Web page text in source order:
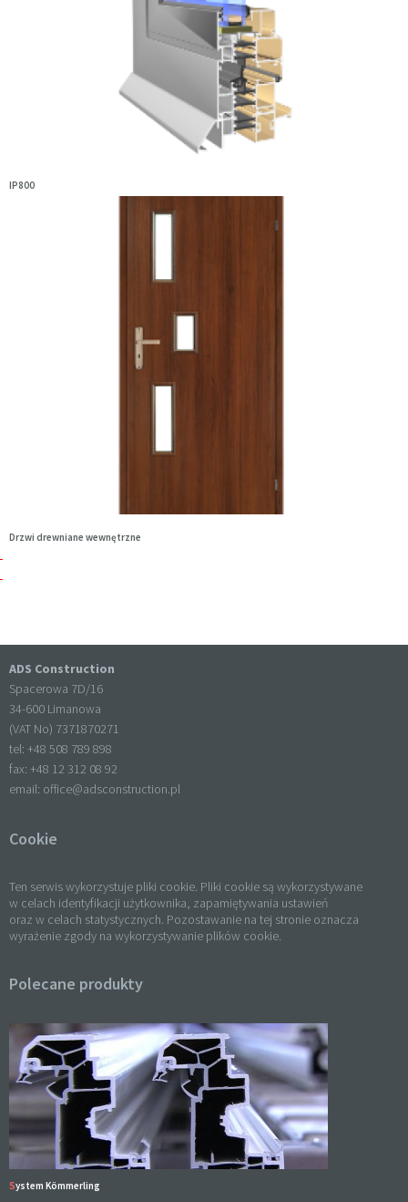
IP800
Drzwi drewniane wewnętrzne
ADS Construction
Spacerowa 7D/16
34-600 Limanowa
(VAT No) 7371870271
tel: +48 508 789 898
fax: +48 12 312 08 92
email: office@adsconstruction.pl
Cookie
Ten serwis wykorzystuje pliki cookie. Pliki cookie są wykorzystywane
w celach identyfikacji użytkownika, zapamiętywania ustawień
oraz w celach statystycznych. Pozostawanie na tej stronie oznacza
wyrażenie zgody na wykorzystywanie plików cookie.
Polecane produkty
System Kömmerling